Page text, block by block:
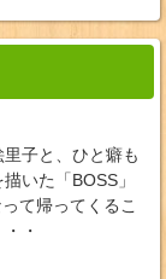
子と、ひと癖も
いた「BOSS」
て帰ってくるこ
・